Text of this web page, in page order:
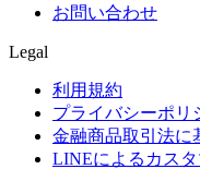
お問い合わせ
Legal
利用規約
プライバシーポリ
金融商品取引法に
LINEによるカス